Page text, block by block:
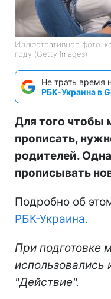
Иллюстративное фото:
году (Getty Images)
Не трать время
РБК-Украина в
Для того чтобы
прописать,
родителей.
прописывать
Подробно об
РБК-Украина.
При подготовке
использовались
"Действие".